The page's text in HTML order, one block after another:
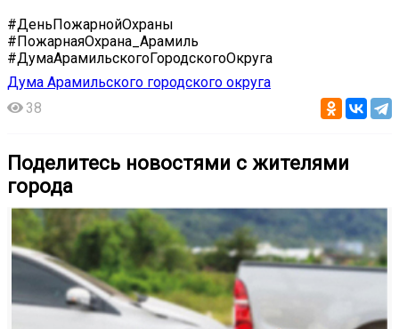
#ДеньПожарнойОхраны
#ПожарнаяОхрана_Арамиль
#ДумаАрамильскогоГородскогоОкруга
Дума Арамильского городского округа
38
Поделитесь новостями с жителями
города